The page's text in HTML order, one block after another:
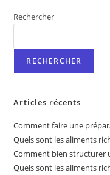
Rechercher
RECHERCHER
Articles récents
Comment faire une
Quels sont les aliments
Comment bien structurer
Quels sont les aliments